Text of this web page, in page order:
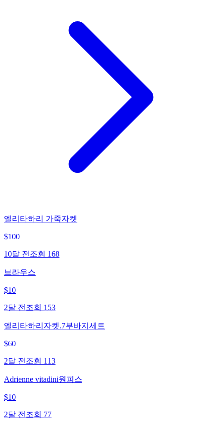
엘리타하리 가죽자켓
$100
10달 전 조회 168
브라우스
$10
2달 전 조회 153
엘리타하리자켓.7부바지세트
$60
2달 전 조회 113
Adrienne vitadini원피스
$10
2달 전 조회 77